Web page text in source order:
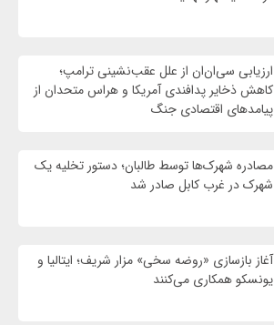
ارزیابی سی‌ان‌ان از علل عقب‌نشینی ترامپ؛
کاهش ذخایر پدافندی آمریکا و هراس متحدان از
پیامدهای اقتصادی جنگ
مصادره شهرک‌ها توسط طالبان؛ دستور تخلیه یک
شهرک در غرب کابل صادر شد
آغاز بازسازی «روضه سخی» مزار شریف؛ ایتالیا و
یونسکو همکاری می‌کنند